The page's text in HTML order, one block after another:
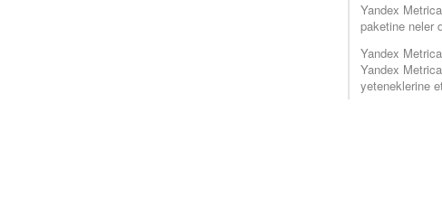
Yandex
paketine neler
Yandex
Yandex
yeteneklerine